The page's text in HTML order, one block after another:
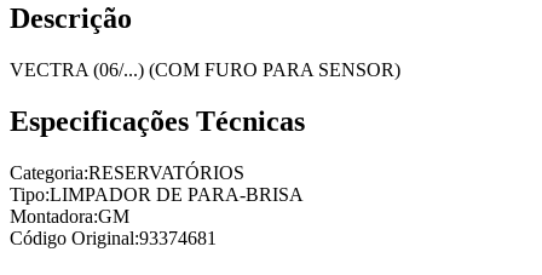
Descrição
VECTRA (06/...) (COM FURO PARA SENSOR)
Especificações Técnicas
Categoria:RESERVATÓRIOS
Tipo:LIMPADOR DE PARA-BRISA
Montadora:GM
Código Original:93374681